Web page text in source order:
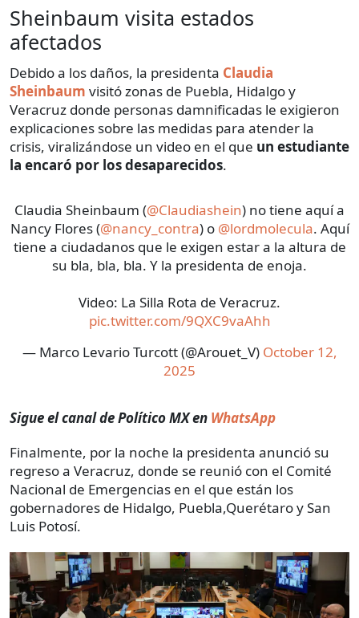
Sheinbaum visita estados
afectados
Debido a los daños, la presidenta Claudia
Sheinbaum visitó zonas de Puebla, Hidalgo y
Veracruz donde personas damnificadas le exigieron
explicaciones sobre las medidas para atender la
crisis, viralizándose un video en el que un estudiante
la encaró por los desaparecidos.
Claudia Sheinbaum (@Claudiashein) no tiene aquí a
Nancy Flores (@nancy_contra) o @lordmolecula. Aquí
tiene a ciudadanos que le exigen estar a la altura de
su bla, bla, bla. Y la presidenta de enoja.
Video: La Silla Rota de Veracruz.
pic.twitter.com/9QXC9vaAhh
— Marco Levario Turcott (@Arouet_V) October 12,
2025
Sigue el canal de Político MX en WhatsApp
Finalmente, por la noche la presidenta anunció su
regreso a Veracruz, donde se reunió con el Comité
Nacional de Emergencias en el que están los
gobernadores de Hidalgo, Puebla,Querétaro y San
Luis Potosí.